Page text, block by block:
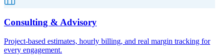
Consulting & Advisory
Project-based estimates, hourly billing, and real margin tracking for
every engagement.